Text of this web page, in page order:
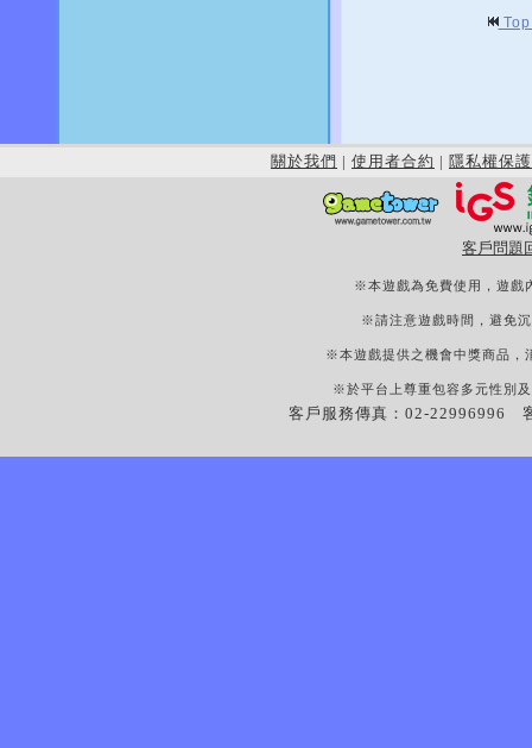
關於我們 | 使用者合約 | 隱私權保護
客戶問題
※本遊戲為免費使用，遊戲
※請注意遊戲時間，避免
※本遊戲提供之機會中獎商品，
※於平台上尊重包容多元性別
客戶服務傳真：02-22996996